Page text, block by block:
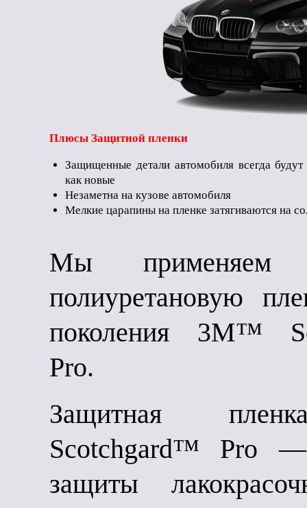
Плюсы Защитной пленки
Защищенные детали автомобиля всегда будут
как новые
Незаметна на кузове автомобиля
Мелкие царапины на пленке затягиваются на
Мы применяем
полиуретановую
поколения 3M™
Pro.
Защитная
Scotchgard™ Pro —
защиты